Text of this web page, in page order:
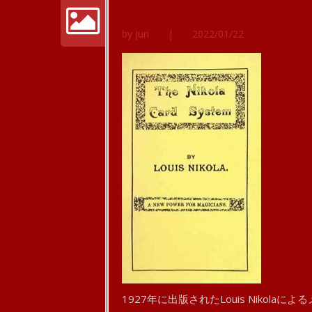
by jun | 2022/01/22
1927年に出版されたLouis Nikolaによる